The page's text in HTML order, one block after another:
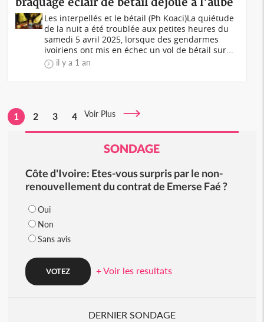
Les interpellés et le bétail (Ph Koaci)La quiétude
de la nuit a été troublée aux petites heures du
samedi 5 avril 2025, lorsque des gendarmes
ivoiriens ont mis en échec un vol de bétail sur...
il y a 1 an
1 2 3 4 Voir Plus
SONDAGE
Côte d'Ivoire: Etes-vous surpris par le non-
renouvellement du contrat de Emerse Faé ?
Oui
Non
Sans avis
+ Voir les resultats
DERNIER SONDAGE